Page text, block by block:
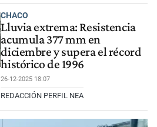
CHACO
Lluvia extrema: Resistencia
acumula 377 mm en
diciembre y supera el récord
histórico de 1996
26-12-2025 18:07
REDACCIÓN PERFIL NEA